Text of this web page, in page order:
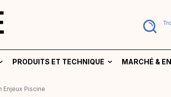
PRODUITS ET TECHNIQUE MARCHÉ &
Enjeux Piscine